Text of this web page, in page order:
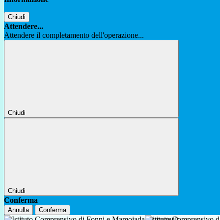
Chiudi
Attendere...
Attendere il completamento dell'operazione...
Chiudi
Chiudi
Conferma
Annulla Conferma